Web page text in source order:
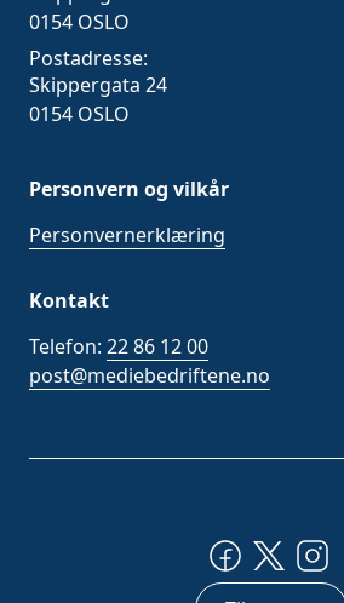
0154 OSLO
Postadresse:
Skippergata 24
0154 OSLO
Personvern og vilkår
Personvernerklæring
Kontakt
Telefon: 22 86 12 00
post@mediebedriftene.no